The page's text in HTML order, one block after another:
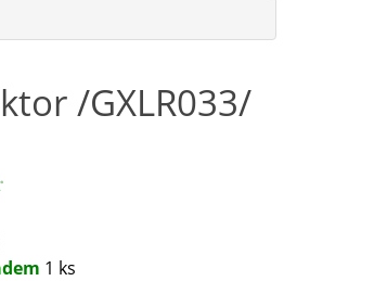
/GXLR033/
1 ks